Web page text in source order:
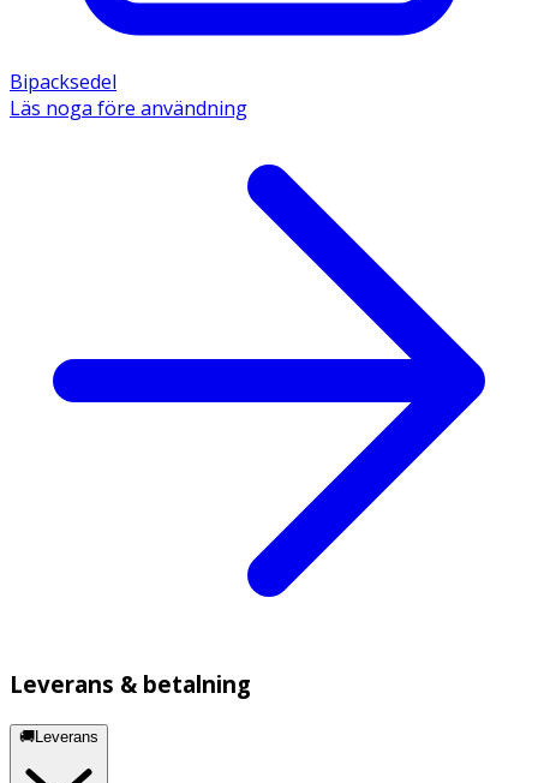
Bipacksedel
Läs noga före användning
Leverans & betalning
🚚Leverans